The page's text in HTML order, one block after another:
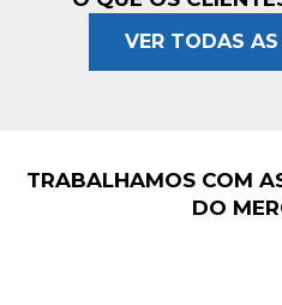
VER TODAS
TRABALHAMOS COM
DO